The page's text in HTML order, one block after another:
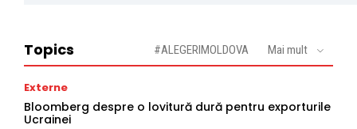
Topics #ALEGERIMOLDOVA Mai mult
Externe
Bloomberg despre o lovitură dură pentru exporturile
Ucrainei